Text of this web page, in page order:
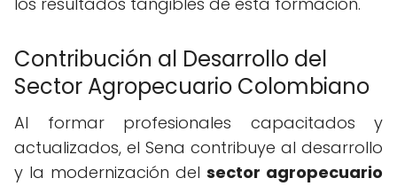
Contribución al Desarrollo del
Sector Agropecuario Colombiano
Al formar profesionales capacitados y
actualizados, el Sena contribuye al desarrollo
y la modernización del sector agropecuario